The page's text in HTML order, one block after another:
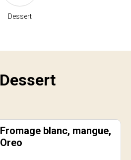
Dessert
Dessert
Fromage blanc, mangue,
Oreo